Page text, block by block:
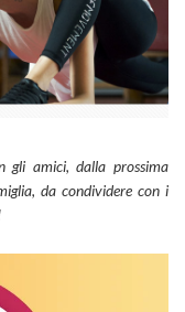
gli amici, dalla prossima
da condividere con i